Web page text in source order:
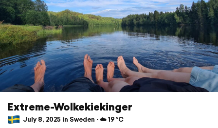
Extreme-Wolkekiekinger
July 8, 2025 in Sweden ⋅ ☁️ 19 °C